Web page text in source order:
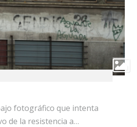
fotográfico que intenta
de la resistencia a…